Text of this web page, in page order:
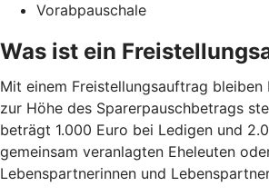
Vorabpauschale
Was ist ein
Mit einem Freistellungsauftrag
zur Höhe des Sparerpauschbetrags
beträgt 1.000 Euro bei Ledigen und
gemeinsam veranlagten Eheleuten
Lebenspartnerinnen und